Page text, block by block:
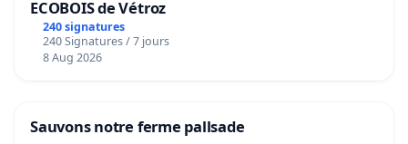
ECOBOIS de Vétroz
240 signatures
240 Signatures / 7 jours
8 Aug 2026
Sauvons notre ferme pallsade